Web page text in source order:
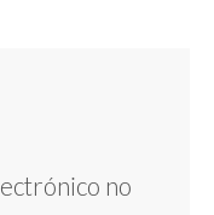
no